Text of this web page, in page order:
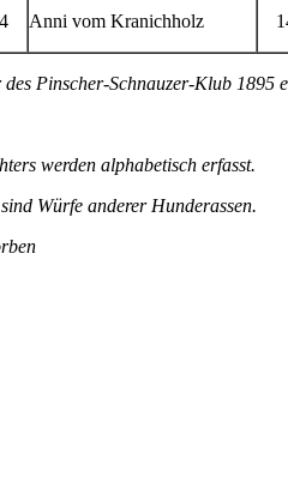
Anni vom Kranichholz
Pinscher-Schnauzer-Klub 1895
werden alphabetisch erfasst.
Würfe anderer Hunderassen.